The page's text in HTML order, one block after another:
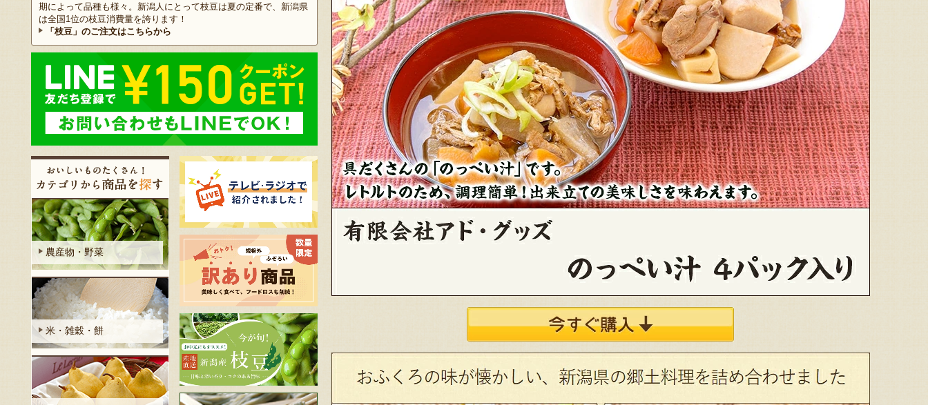
期によって品種も様々。新潟人にとって枝豆は夏の定番で、新潟県
は全国1位の枝豆消費量を誇ります！
「枝豆」のご注文はこちらから
農産物・野菜
米・雑穀・餅